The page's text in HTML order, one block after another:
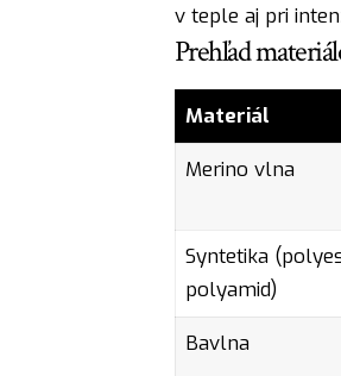
v teple aj pri
Prehľad
Materiál
Merino vlna
Syntetika
polyamid)
Bavlna